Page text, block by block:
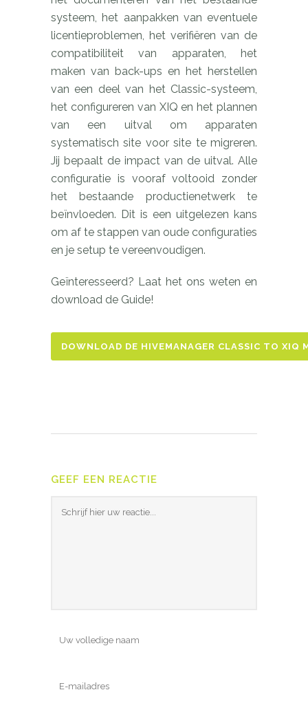
systeem, het aanpakken van eventuele
licentieproblemen, het verifiëren van de
compatibiliteit van apparaten, het
maken van back-ups en het herstellen
van een deel van het Classic-systeem,
het configureren van XIQ en het plannen
van een uitval om apparaten
systematisch site voor site te migreren.
Jij bepaalt de impact van de uitval. Alle
configuratie is vooraf voltooid zonder
het bestaande productienetwerk te
beïnvloeden. Dit is een uitgelezen kans
om af te stappen van oude configuraties
en je setup te vereenvoudigen.
Geïnteresseerd? Laat het ons weten en
download de Guide!
DOWNLOAD DE HIVEMANAGER CLASSIC TO XIQ
GEEF EEN REACTIE